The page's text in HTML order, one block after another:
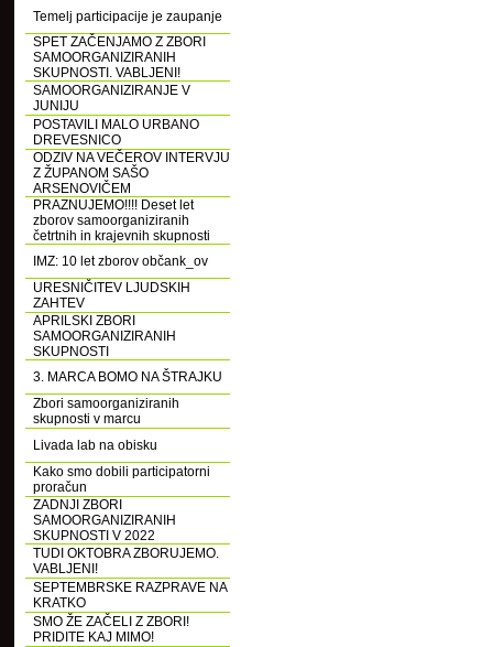
Temelj participacije je zaupanje
SPET ZAČENJAMO Z ZBORI
SAMOORGANIZIRANIH
SKUPNOSTI. VABLJENI!
SAMOORGANIZIRANJE V
JUNIJU
POSTAVILI MALO URBANO
DREVESNICO
ODZIV NA VEČEROV INTERVJU
Z ŽUPANOM SAŠO
ARSENOVIČEM
PRAZNUJEMO!!!! Deset let
zborov samoorganiziranih
četrtnih in krajevnih skupnosti
IMZ: 10 let zborov občank_ov
URESNIČITEV LJUDSKIH
ZAHTEV
APRILSKI ZBORI
SAMOORGANIZIRANIH
SKUPNOSTI
3. MARCA BOMO NA ŠTRAJKU
Zbori samoorganiziranih
skupnosti v marcu
Livada lab na obisku
Kako smo dobili participatorni
proračun
ZADNJI ZBORI
SAMOORGANIZIRANIH
SKUPNOSTI V 2022
TUDI OKTOBRA ZBORUJEMO.
VABLJENI!
SEPTEMBRSKE RAZPRAVE NA
KRATKO
SMO ŽE ZAČELI Z ZBORI!
PRIDITE KAJ MIMO!